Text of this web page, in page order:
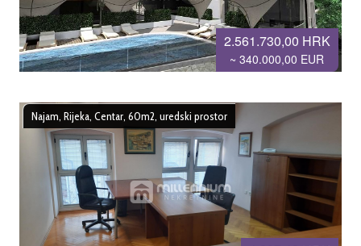
2.561.730,00 HRK
~ 340.000,00 EUR
Najam, Rijeka, Centar, 60m2, uredski prostor